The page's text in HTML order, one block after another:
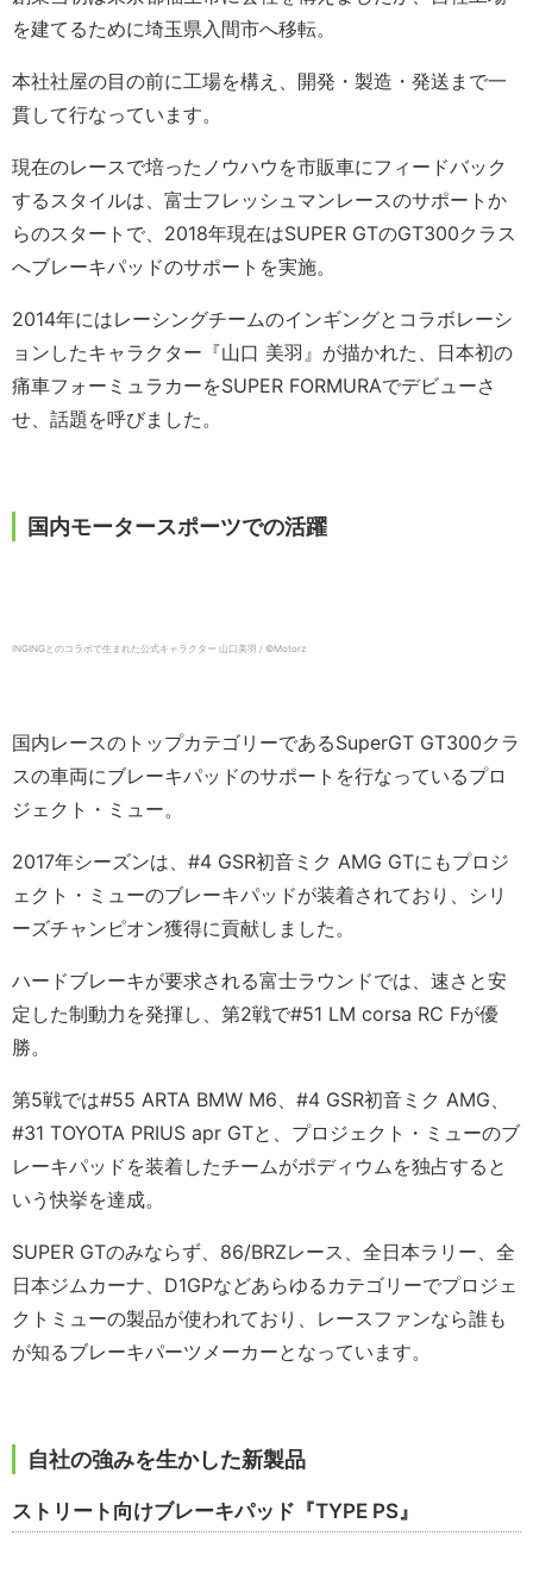
を建てるために埼玉県入間市へ移転。
本社社屋の目の前に工場を構え、開発・製造・発送まで一
貫して行なっています。
現在のレースで培ったノウハウを市販車にフィードバック
するスタイルは、富士フレッシュマンレースのサポートか
らのスタートで、2018年現在はSUPER GTのGT300クラス
へブレーキパッドのサポートを実施。
2014年にはレーシングチームのインギングとコラボレーシ
ョンしたキャラクター『山口 美羽』が描かれた、日本初の
痛車フォーミュラカーをSUPER FORMURAでデビューさ
せ、話題を呼びました。
国内モータースポーツでの活躍
INGINGとのコラボで生まれた公式キャラクター 山口美羽 / ©️Motorz
国内レースのトップカテゴリーであるSuperGT GT300クラ
スの車両にブレーキパッドのサポートを行なっているプロ
ジェクト・ミュー。
2017年シーズンは、#4 GSR初音ミク AMG GTにもプロジ
ェクト・ミューのブレーキパッドが装着されており、シリ
ーズチャンピオン獲得に貢献しました。
ハードブレーキが要求される富士ラウンドでは、速さと安
定した制動力を発揮し、第2戦で#51 LM corsa RC Fが優
勝。
第5戦では#55 ARTA BMW M6、#4 GSR初音ミク AMG、
#31 TOYOTA PRIUS apr GTと、プロジェクト・ミューのブ
レーキパッドを装着したチームがポディウムを独占すると
いう快挙を達成。
SUPER GTのみならず、86/BRZレース、全日本ラリー、全
日本ジムカーナ、D1GPなどあらゆるカテゴリーでプロジェ
クトミューの製品が使われており、レースファンなら誰も
が知るブレーキパーツメーカーとなっています。
自社の強みを生かした新製品
ストリート向けブレーキパッド『TYPE PS』